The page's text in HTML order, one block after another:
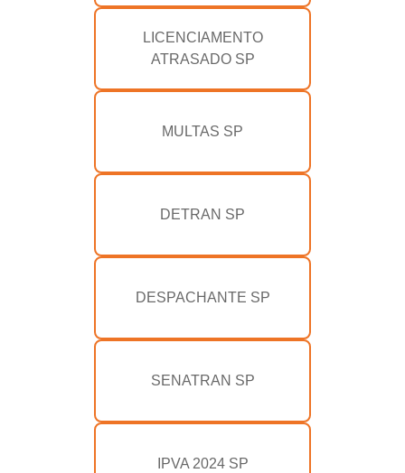
LICENCIAMENTO
ATRASADO SP
MULTAS SP
DETRAN SP
DESPACHANTE SP
SENATRAN SP
IPVA 2024 SP